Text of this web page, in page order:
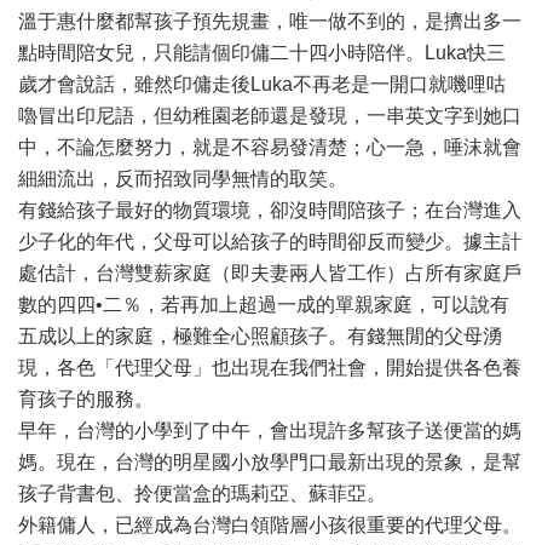
溫于惠什麼都幫孩子預先規畫，唯一做不到的，是擠出多一
點時間陪女兒，只能請個印傭二十四小時陪伴。Luka快三
歲才會說話，雖然印傭走後Luka不再老是一開口就嘰哩咕
嚕冒出印尼語，但幼稚園老師還是發現，一串英文字到她口
中，不論怎麼努力，就是不容易發清楚；心一急，唾沫就會
細細流出，反而招致同學無情的取笑。
有錢給孩子最好的物質環境，卻沒時間陪孩子；在台灣進入
少子化的年代，父母可以給孩子的時間卻反而變少。據主計
處估計，台灣雙薪家庭（即夫妻兩人皆工作）占所有家庭戶
數的四四•二％，若再加上超過一成的單親家庭，可以說有
五成以上的家庭，極難全心照顧孩子。有錢無閒的父母湧
現，各色「代理父母」也出現在我們社會，開始提供各色養
育孩子的服務。
早年，台灣的小學到了中午，會出現許多幫孩子送便當的媽
媽。現在，台灣的明星國小放學門口最新出現的景象，是幫
孩子背書包、拎便當盒的瑪莉亞、蘇菲亞。
外籍傭人，已經成為台灣白領階層小孩很重要的代理父母。